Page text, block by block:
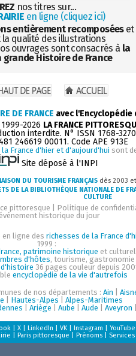
nos titres sur...
en ligne (cliquez ici)
entièrement recomposéeset
qualité des illustrations
ouvrages sont consacrés à la
Histoire de France
DE FRANCE avec
2026 LA FRANCE
interdite. N° ISSN 1768-
246619 00011. Code APE 913E
la France d'hier et d'aujourd'hui sont
Site déposé à l'INPI
DU TOURISME FRANÇAIS dès 2003
DE LA BIBLIOTHÈQUE NATIONALE DE
CULTURE
pittoresque
Politique de
historique du jour
en ligne des richesses de la France
1999 :
patrimoine historique et
d'hôtes, tourisme, gastronomie
36 pages couleur depuis
encyclopédie de la vie d'autrefois
de nos départements :Ain |
Hautes-Alpes
Alpes-Maritimes
|Ariège |Aube |Aude |Aveyron
|X |LinkedIn |VK |Instagram |YouTube
|Paris pittoresque |Prénoms Services